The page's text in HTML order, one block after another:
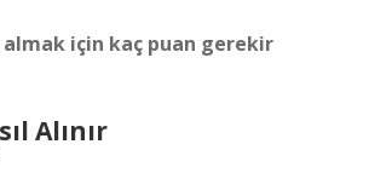
almak için kaç puan gerekir
Alınır